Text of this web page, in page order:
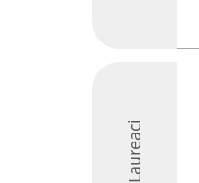
Laureaci